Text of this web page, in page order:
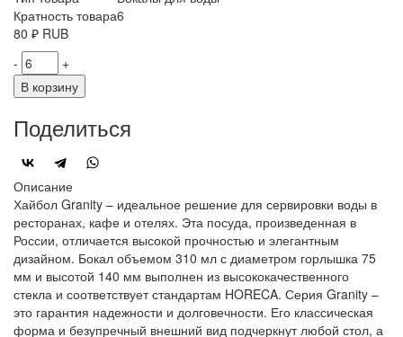
Кратность товара6
80 ₽ RUB
-
+
В корзину
Поделиться
Описание
Хайбол Granity – идеальное решение для сервировки воды в
ресторанах, кафе и отелях. Эта посуда, произведенная в
России, отличается высокой прочностью и элегантным
дизайном. Бокал объемом 310 мл с диаметром горлышка 75
мм и высотой 140 мм выполнен из высококачественного
стекла и соответствует стандартам HORECA. Серия Granity –
это гарантия надежности и долговечности. Его классическая
форма и безупречный внешний вид подчеркнут любой стол, а